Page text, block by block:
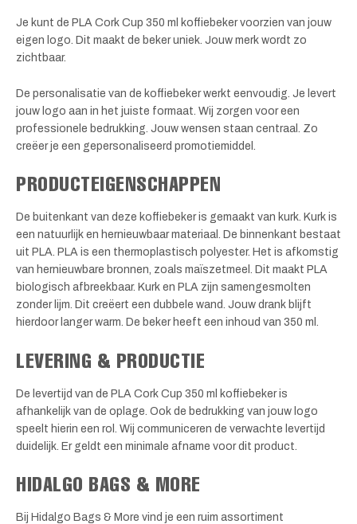
Je kunt de PLA Cork Cup 350 ml koffiebeker voorzien van jouw
eigen logo. Dit maakt de beker uniek. Jouw merk wordt zo
zichtbaar.
De personalisatie van de koffiebeker werkt eenvoudig. Je levert
jouw logo aan in het juiste formaat. Wij zorgen voor een
professionele bedrukking. Jouw wensen staan centraal. Zo
creëer je een gepersonaliseerd promotiemiddel.
PRODUCTEIGENSCHAPPEN
De buitenkant van deze koffiebeker is gemaakt van kurk. Kurk is
een natuurlijk en hernieuwbaar materiaal. De binnenkant bestaat
uit PLA. PLA is een thermoplastisch polyester. Het is afkomstig
van hernieuwbare bronnen, zoals maïszetmeel. Dit maakt PLA
biologisch afbreekbaar. Kurk en PLA zijn samengesmolten
zonder lijm. Dit creëert een dubbele wand. Jouw drank blijft
hierdoor langer warm. De beker heeft een inhoud van 350 ml.
LEVERING & PRODUCTIE
De levertijd van de PLA Cork Cup 350 ml koffiebeker is
afhankelijk van de oplage. Ook de bedrukking van jouw logo
speelt hierin een rol. Wij communiceren de verwachte levertijd
duidelijk. Er geldt een minimale afname voor dit product.
HIDALGO BAGS & MORE
Bij Hidalgo Bags & More vind je een ruim assortiment